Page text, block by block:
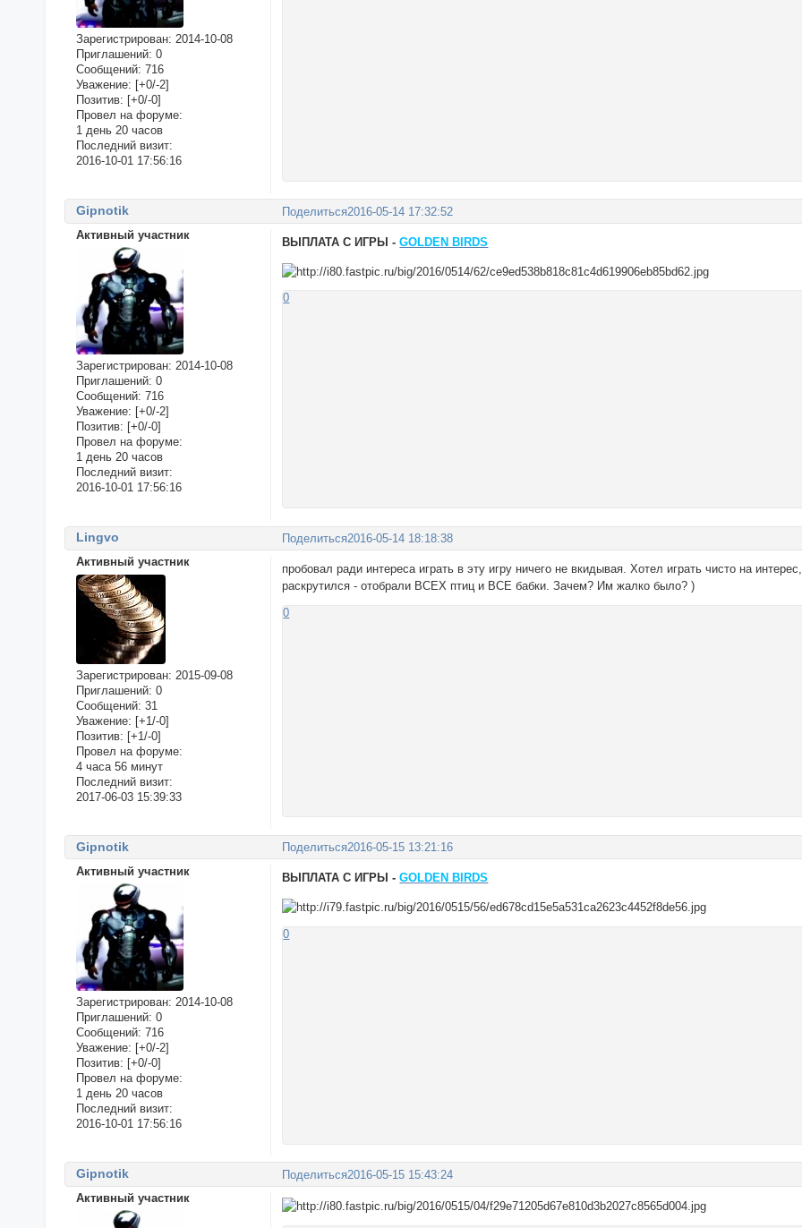
Зарегистрирован: 2014-10-08
Приглашений: 0
Сообщений: 716
Уважение: [+0/-2]
Позитив: [+0/-0]
Провел на форуме:
1 день 20 часов
Последний визит:
2016-10-01 17:56:16
Поделиться2016-05-14 17:32:52
Gipnotik
Активный участник
Зарегистрирован: 2014-10-08
Приглашений: 0
Сообщений: 716
Уважение: [+0/-2]
Позитив: [+0/-0]
Провел на форуме:
1 день 20 часов
Последний визит:
2016-10-01 17:56:16
ВЫПЛАТА С ИГРЫ -GOLDEN BIRDS
0
Поделиться2016-05-14 18:18:38
Lingvo
Активный участник
Зарегистрирован: 2015-09-08
Приглашений: 0
Сообщений: 31
Уважение: [+1/-0]
Позитив: [+1/-0]
Провел на форуме:
4 часа 56 минут
Последний визит:
2017-06-03 15:39:33
пробовал ради интереса играть в эту игру ничего не вкидывая. Хотел играть чисто на
раскрутился - отобрали ВСЕХ птиц и ВСЕ бабки. Зачем? Им жалко было? )
0
Поделиться2016-05-15 13:21:16
Gipnotik
Активный участник
Зарегистрирован: 2014-10-08
Приглашений: 0
Сообщений: 716
Уважение: [+0/-2]
Позитив: [+0/-0]
Провел на форуме:
1 день 20 часов
Последний визит:
2016-10-01 17:56:16
ВЫПЛАТА С ИГРЫ -GOLDEN BIRDS
0
Поделиться2016-05-15 15:43:24
Gipnotik
Активный участник